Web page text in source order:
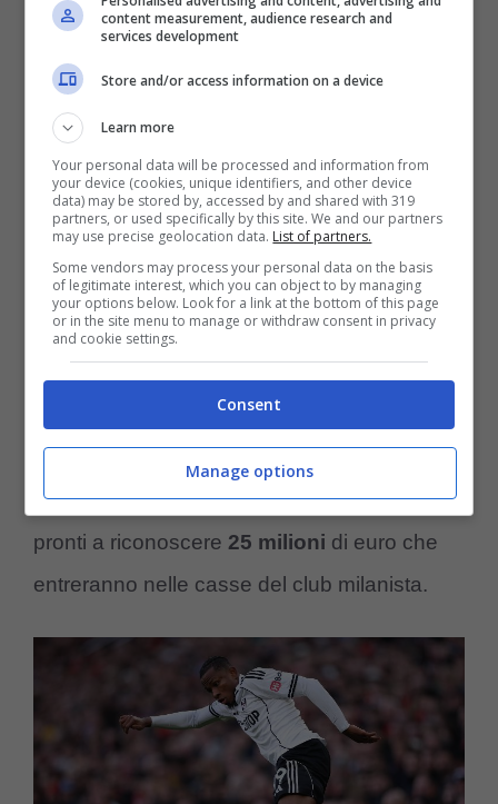
temporaneo in estate e tra queste c’è senza
dubbio quella diSamuel Chukwueze
L’esterno nigeriano attualmente è in prestito
al Fulham, che sta facendo un ottimo
campionato in Premier, e sul giocatore del
Milan appare seriamente intenzionato a
trattenere il giocatore in Inghilterra e a
due stagioni, l’ex calciatore del
ha convinto il Milan e invece al
facendo bene, tanto che gli inglesi sono
pronti a riconoscere 25 milioni di euro che
entreranno nelle casse del club milanista.
content measurement, audience research and
services development
Store and/or access information on a device
Learn more
Your personal data will be processed and information from
your device (cookies, unique identifiers, and other device
data) may be stored by, accessed by and shared with 319
partners, or used specifically by this site. We and our partners
may use precise geolocation data. List of partners.
Some vendors may process your personal data on the basis
of legitimate interest, which you can object to by managing
your options below. Look for a link at the bottom of this page
or in the site menu to manage or withdraw consent in privacy
and cookie settings.
Consent
Manage options